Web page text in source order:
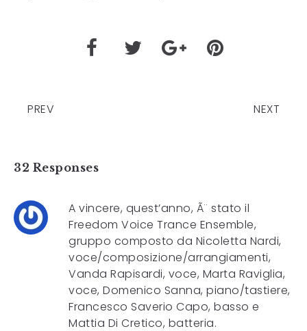
PREV NEXT
32 Responses
A vincere, quest’anno, Ã¨ stato il
Freedom Voice Trance Ensemble,
gruppo composto da Nicoletta Nardi,
voce/composizione/arrangiamenti,
Vanda Rapisardi, voce, Marta Raviglia,
voce, Domenico Sanna, piano/tastiere,
Francesco Saverio Capo, basso e
Mattia Di Cretico, batteria.